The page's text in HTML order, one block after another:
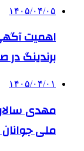
۱۴۰۵/۰۴/۰۵
اهمیت
برندینگ
۱۴۰۵/۰۴/۰۱
مهدی
ملی جوانان